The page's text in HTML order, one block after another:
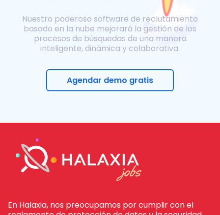
Nuestro poderoso software de reclutamiento
basado en la nube mejorará la gestión de los
procesos de búsquedas de una manera
inteligente, dinámica y colaborativa.
Agendar demo gratis
En Halaxia, nos preocupamos por cumplir con el